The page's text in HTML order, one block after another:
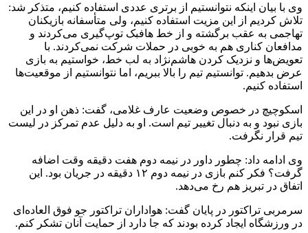
وی با بیان اینکه نتوانستیم از برتری عددی استفاده کنیم، متذکر شد:
تلاش کردیم از این مزیت استفاده کنیم، ولی متأسفانه بازیکنان
تهاجمی به عقب برگشته و از خط هافبک توپ‌گیری می‌کردند و
مدافعان کناری هم به خوبی در حملات شرکت نمی‌کردند. با
تعویض‌ها و نزدیک کردن هاشم‌نژاد به لب خط، خواستیم به بازی
عرض بدهیم. توانستیم تیم را بالا ببریم، اما نتوانستیم از موقعیت‌ها
استفاده کنیم.
اسکوچیچ در خصوص وضعیت عارف غلامی، گفت: ذهن او در این
بازی نبود و به دنبال تغییر تیم است. او به دلیل عدم تمرکز در لیست
تیم قرار نگرفت.
وی ادامه داد: چطور داور در نیمه دوم هفت دقیقه وقت اضافه
گرفت؟ فکر کنم بازی در نیمه دوم ۱۲ دقیقه در جریان بود. این
اتفاق در تبریز هم رخ می‌دهد.
سرمربی تراکتور در پایان گفت: هواداران تراکتور جو فوق العاده‌ای
در ورزشگاه ایجاد کرده بودند که جا دارد از حمایت آنان تشکر کنم.